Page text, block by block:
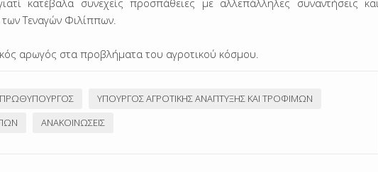
Τεναγών Φιλίππων.
αρωγός στα προβλήματα του αγροτικού κόσμου.
ΠΡΩΘΥΠΟΥΡΓΌΣ
ΥΠΟΥΡΓΌΣ ΑΓΡΟΤΙΚΉΣ ΑΝΆΠΤΥΞΗΣ ΚΑΙ ΤΡΟΦΊΜΩΝ
ΑΝΑΚΟΙΝΏΣΕΙΣ